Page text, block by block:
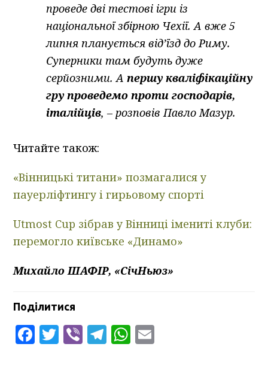
проведе дві тестові ігри із
національної збірною Чехії. А вже 5
липня планується від’їзд до Риму.
Суперники там будуть дуже
серйозними. Апершу кваліфікаційну
гру проведемо проти господарів,
італійців, – розповів Павло Мазур.
Читайте також:
«Вінницькі титани» позмагалися у
пауерліфтингу і гирьовому спорті
Utmost Cup зібрав у Вінниці імениті клуби:
перемогло київське «Динамо»
Михайло ШАФІР, «СічНьюз»
Поділитися
Facebook
Twitter
ViberTelegram
WhatsApp